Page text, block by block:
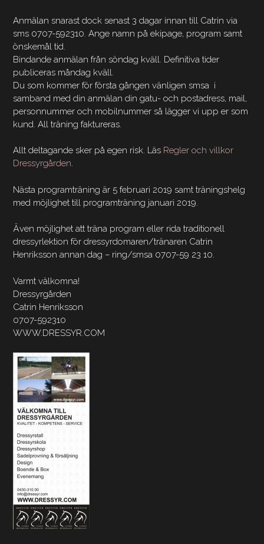
Anmälan snarast dock senast 3 dagar innan till Catrin via
sms 0707-592310. Ange namn på ekipage, program samt
önskemål tid.
Bindande anmälan från söndag kväll. Definitiva tider
publiceras måndag kväll.
Du som kommer för första gången vänligen smsa i
samband med din anmälan din gatu- och postadress, mail,
personnummer och mobilnummer så lägger vi upp er som
kund. All träning faktureras.
Allt deltagande sker på egen risk. Läs Regler och villkor
Dressyrgården.
Nästa programträning är 5 februari 2019 samt träningshelg
med möjlighet till programträning januari 2019.
Även möjlighet att träna program eller rida traditionell
dressyrlektion för dressyrdomaren/tränaren Catrin
Henriksson annan dag – ring/smsa 0707-59 23 10.
Varmt välkomna!
Dressyrgården
Catrin Henriksson
0707-592310
WWW.DRESSYR.COM